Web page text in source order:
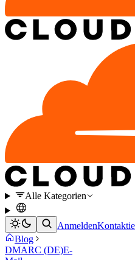
Alle Kategorien
Anmelden
Blog
DMARC (DE)E-